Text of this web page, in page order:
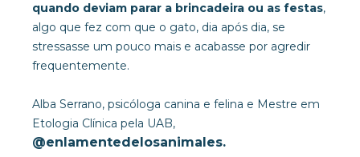
quando deviam parar a brincadeira ou as festas,
algo que fez com que o gato, dia após dia, se
stressasse um pouco mais e acabasse por agredir
frequentemente.
Alba Serrano, psicóloga canina e felina e Mestre em
Etologia Clínica pela UAB,
@enlamentedelosanimales.